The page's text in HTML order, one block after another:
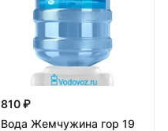
810 ₽
Вода Жемчужина гор 19